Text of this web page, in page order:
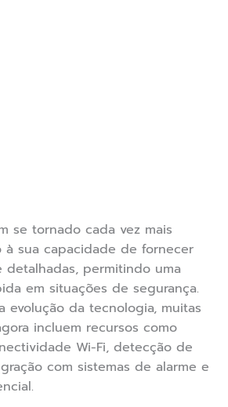
se tornado cada vez mais
à sua capacidade de fornecer
detalhadas, permitindo uma
em situações de segurança.
evolução da tecnologia, muitas
incluem recursos como
Wi-Fi, detecção de
com sistemas de alarme e